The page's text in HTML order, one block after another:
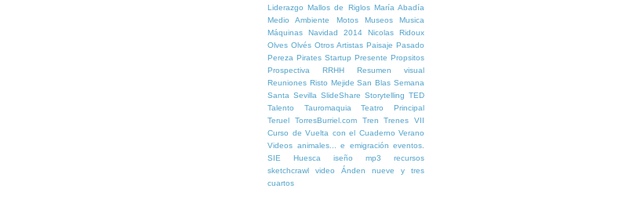
Liderazgo Mallos de Riglos María Abadía
Medio Ambiente
Motos Museos
Musica
Máquinas
Navidad 2014
Nicolas Ridoux
Olves Olvés Otros Artistas Paisaje Pasado
Pereza Pirates Startup Presente Propsitos
Prospectiva
RRHH
Resumen visual
Reuniones Risto Mejide San Blas Semana
Santa Sevilla SlideShare Storytelling TED
Talento
Tauromaquia
Teatro Principal
Teruel
TorresBurriel.com Tren Trenes
VII
Curso de Vuelta con el Cuaderno Verano
Videos animales... e emigración eventos.
SIE Huesca
iseño mp3
recursos
sketchcrawl
video
Ánden nueve y tres
cuartos